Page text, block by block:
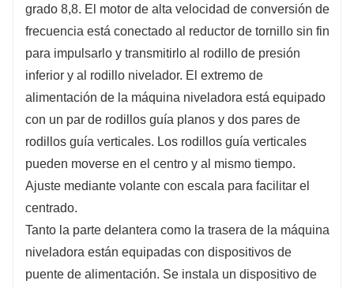
grado 8,8. El motor de alta velocidad de conversión de
frecuencia está conectado al reductor de tornillo sin fin
para impulsarlo y transmitirlo al rodillo de presión
inferior y al rodillo nivelador. El extremo de
alimentación de la máquina niveladora está equipado
con un par de rodillos guía planos y dos pares de
rodillos guía verticales. Los rodillos guía verticales
pueden moverse en el centro y al mismo tiempo.
Ajuste mediante volante con escala para facilitar el
centrado.
Tanto la parte delantera como la trasera de la máquina
niveladora están equipadas con dispositivos de
puente de alimentación. Se instala un dispositivo de